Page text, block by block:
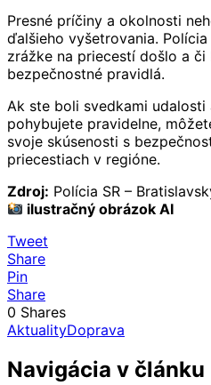
Presné príčiny a okolnosti
ďalšieho vyšetrovania.
zrážke na priecestí došlo a
bezpečnostné pravidlá.
Ak ste boli svedkami udalosti
pohybujete pravidelne,
svoje skúsenosti s
priecestiach v regióne.
Zdroj: Polícia SR –
ilustračný obrázok AI
Tweet
Share
Pin
Share
0 Shares
AktualityDoprava
Navigácia v článku